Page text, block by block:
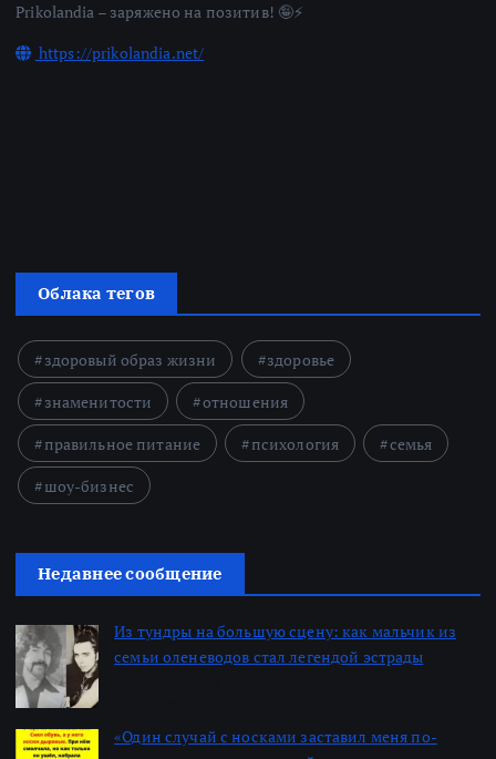
Prikolandia – заряжено на позитив! 🤪⚡
https://prikolandia.net/
Облака тегов
здоровый образ жизни
здоровье
знаменитости
отношения
правильное питание
психология
семья
шоу-бизнес
Недавнее сообщение
Из тундры на большую сцену: как мальчик из
семьи оленеводов стал легендой эстрады
«Один случай с носками заставил меня по-